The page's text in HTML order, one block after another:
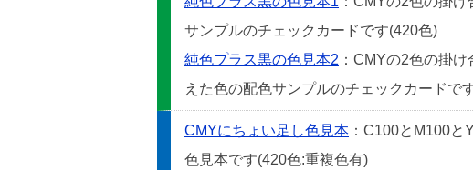
サンプルのチェックカードです(420色)
純色プラス黒の色見本2 ：CMYの2色の掛
えた色の配色サンプルのチェックカードで
CMYにちょい足し色見本 ：C100とM100
色見本です(420色:重複色有)